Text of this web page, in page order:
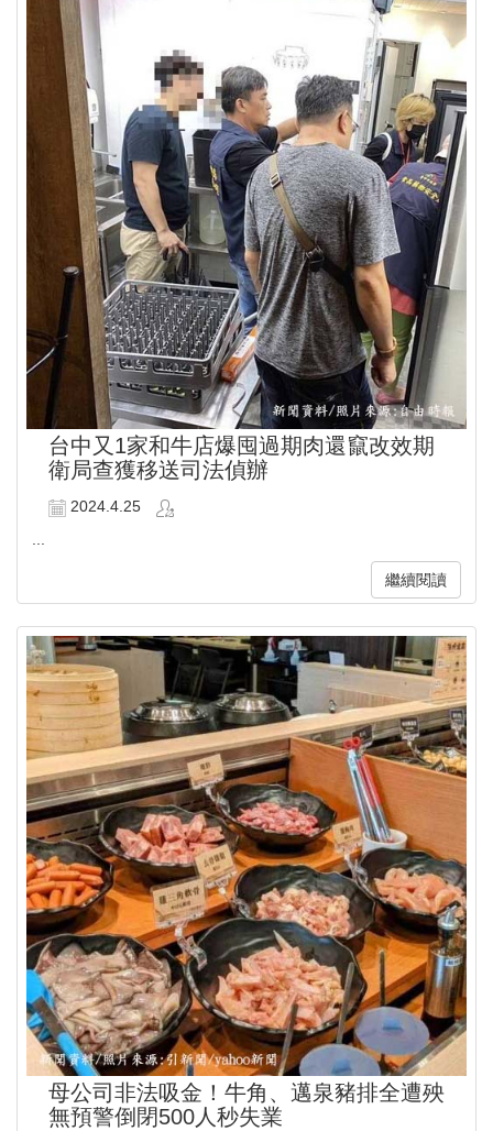
台中又1家和牛店爆囤過期肉還竄改效期
衛局查獲移送司法偵辦
2024.4.25
...
繼續閱讀
母公司非法吸金！牛角、邁泉豬排全遭殃
無預警倒閉500人秒失業